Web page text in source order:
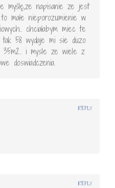
myślę,ze napisanie ze jest
małe nieporozumienie w
chciałabym miec te
58 wydaje mi sie duzo
35m2.. i mysle ze wiele z
doswiadczenia.
REPLY
REPLY